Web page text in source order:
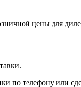
цены для
по телефону или